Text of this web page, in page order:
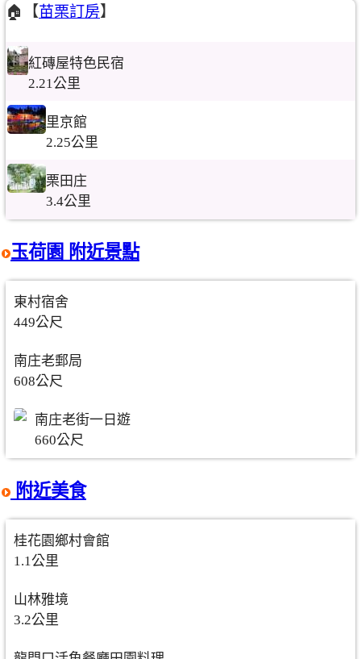
🏠【苗栗訂房】
紅磚屋特色民宿
2.21公里
里京館
2.25公里
栗田庄
3.4公里
玉荷園 附近景點
東村宿舍
449公尺
南庄老郵局
608公尺
南庄老街一日遊
660公尺
附近美食
桂花園鄉村會館
1.1公里
山林雅境
3.2公里